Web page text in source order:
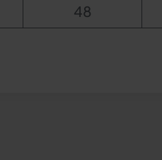
48